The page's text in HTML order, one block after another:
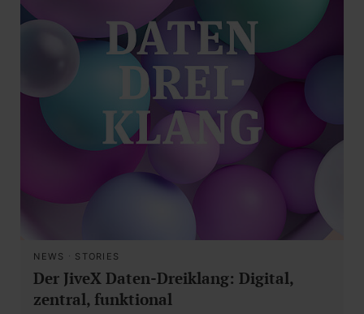
NEWS · STORIES
Der JiveX Daten-Dreiklang: Digital,
zentral, funktional